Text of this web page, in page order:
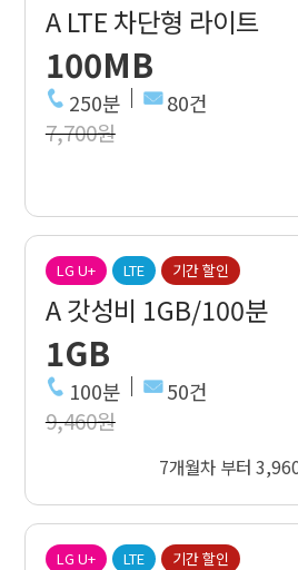
A LTE 차단형 라이트
100MB
250분 80건
7,700원
LG U+ LTE 기간 할인
A 갓성비 1GB/100분
1GB
100분 50건
9,460원
7개월차 부터
LG U+ LTE 기간 할인